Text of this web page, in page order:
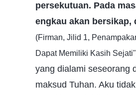
persekutuan. Pada
engkau akan bersikap,
(Firman, Jilid 1,
Dapat Memiliki Kasih
yang dialami seseorang
maksud Tuhan. Aku